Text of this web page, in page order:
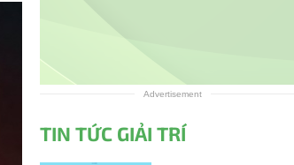
Advertisement
TIN TỨC GIẢI TRÍ